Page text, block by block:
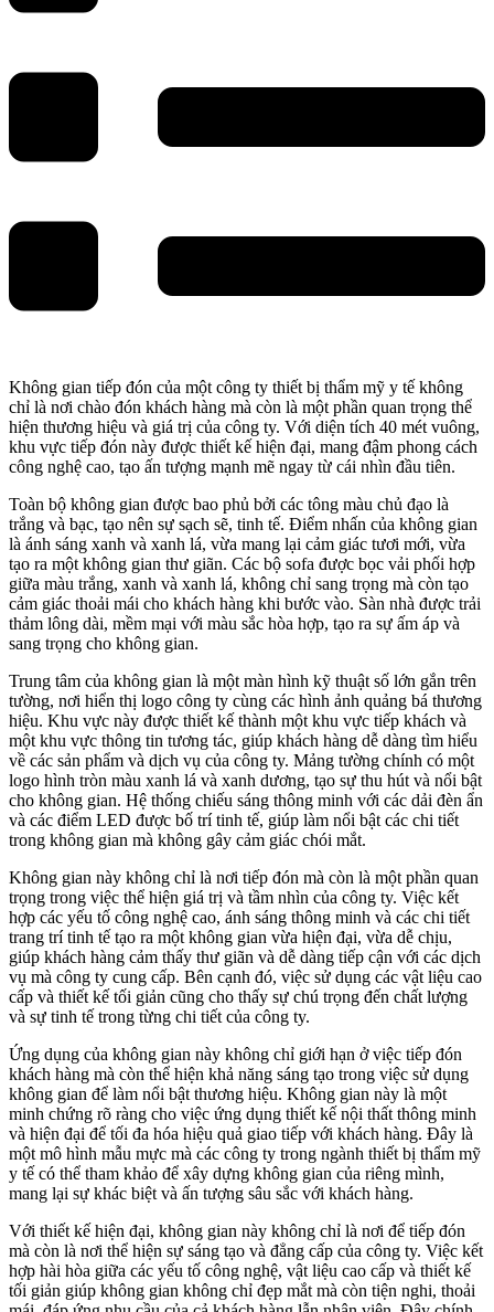
Không gian tiếp đón của một công ty thiết bị thẩm mỹ y tế không
chỉ là nơi chào đón khách hàng mà còn là một phần quan trọng thể
hiện thương hiệu và giá trị của công ty. Với diện tích 40 mét vuông,
khu vực tiếp đón này được thiết kế hiện đại, mang đậm phong cách
công nghệ cao, tạo ấn tượng mạnh mẽ ngay từ cái nhìn đầu tiên.
Toàn bộ không gian được bao phủ bởi các tông màu chủ đạo là
trắng và bạc, tạo nên sự sạch sẽ, tinh tế. Điểm nhấn của không gian
là ánh sáng xanh và xanh lá, vừa mang lại cảm giác tươi mới, vừa
tạo ra một không gian thư giãn. Các bộ sofa được bọc vải phối hợp
giữa màu trắng, xanh và xanh lá, không chỉ sang trọng mà còn tạo
cảm giác thoải mái cho khách hàng khi bước vào. Sàn nhà được trải
thảm lông dài, mềm mại với màu sắc hòa hợp, tạo ra sự ấm áp và
sang trọng cho không gian.
Trung tâm của không gian là một màn hình kỹ thuật số lớn gắn trên
tường, nơi hiển thị logo công ty cùng các hình ảnh quảng bá thương
hiệu. Khu vực này được thiết kế thành một khu vực tiếp khách và
một khu vực thông tin tương tác, giúp khách hàng dễ dàng tìm hiểu
về các sản phẩm và dịch vụ của công ty. Mảng tường chính có một
logo hình tròn màu xanh lá và xanh dương, tạo sự thu hút và nổi bật
cho không gian. Hệ thống chiếu sáng thông minh với các dải đèn ẩn
và các điểm LED được bố trí tinh tế, giúp làm nổi bật các chi tiết
trong không gian mà không gây cảm giác chói mắt.
Không gian này không chỉ là nơi tiếp đón mà còn là một phần quan
trọng trong việc thể hiện giá trị và tầm nhìn của công ty. Việc kết
hợp các yếu tố công nghệ cao, ánh sáng thông minh và các chi tiết
trang trí tinh tế tạo ra một không gian vừa hiện đại, vừa dễ chịu,
giúp khách hàng cảm thấy thư giãn và dễ dàng tiếp cận với các dịch
vụ mà công ty cung cấp. Bên cạnh đó, việc sử dụng các vật liệu cao
cấp và thiết kế tối giản cũng cho thấy sự chú trọng đến chất lượng
và sự tinh tế trong từng chi tiết của công ty.
Ứng dụng của không gian này không chỉ giới hạn ở việc tiếp đón
khách hàng mà còn thể hiện khả năng sáng tạo trong việc sử dụng
không gian để làm nổi bật thương hiệu. Không gian này là một
minh chứng rõ ràng cho việc ứng dụng thiết kế nội thất thông minh
và hiện đại để tối đa hóa hiệu quả giao tiếp với khách hàng. Đây là
một mô hình mẫu mực mà các công ty trong ngành thiết bị thẩm mỹ
y tế có thể tham khảo để xây dựng không gian của riêng mình,
mang lại sự khác biệt và ấn tượng sâu sắc với khách hàng.
Với thiết kế hiện đại, không gian này không chỉ là nơi để tiếp đón
mà còn là nơi thể hiện sự sáng tạo và đẳng cấp của công ty. Việc kết
hợp hài hòa giữa các yếu tố công nghệ, vật liệu cao cấp và thiết kế
tối giản giúp không gian không chỉ đẹp mắt mà còn tiện nghi, thoải